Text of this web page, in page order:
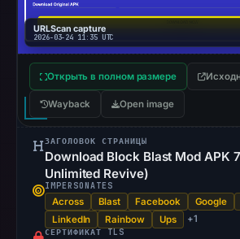
checked
This
does
not
cause.
Other
observations:
Google
URLScan capture
2026-03-24 11:35 UTC
Открыть в полном размере
Wayback Open image
ЗАГОЛОВОК СТРАНИЦЫ
Download Block Blast Mod APK
Unlimited Revive)
IMPERSONATES
Across Blast Facebook Google
LinkedIn
Rainbow Ups +1
СЕРТИФИКАТ TLS